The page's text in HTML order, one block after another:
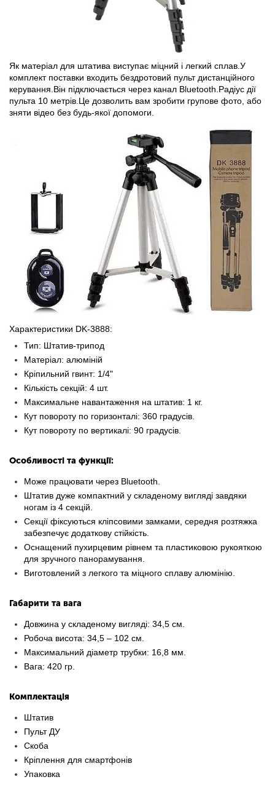
Як матеріал для штатива виступає міцний і легкий сплав.У
комплект поставки входить бездротовий пульт дистанційного
керування.Він підключається через канал Bluetooth.Радіус дії
пульта 10 метрів.Це дозволить вам зробити групове фото, або
зняти відео без будь-якої допомоги.
Характеристики DK-3888:
Тип: Штатив-трипод
Матеріал: алюміній
Кріпильний гвинт: 1/4"
Кількість секцій: 4 шт.
Максимальне навантаження на штатив: 1 кг.
Кут повороту по горизонталі: 360 градусів.
Кут повороту по вертикалі: 90 градусів.
Особливості та функції:
Може працювати через Bluetooth.
Штатив дуже компактний у складеному вигляді завдяки
ногам із 4 секцій.
Секції фіксуються кліпсовими замками, середня розтяжка
забезпечує додаткову стійкість.
Оснащений пухирцевим рівнем та пластиковою рукояткою
для зручного панорамування.
Виготовлений з легкого та міцного сплаву алюмінію.
Габарити та вага
Довжина у складеному вигляді: 34,5 см.
Робоча висота: 34,5 – 102 см.
Максимальний діаметр трубки: 16,8 мм.
Вага: 420 гр.
Комплектація
Штатив
Пульт ДУ
Скоба
Кріплення для смартфонів
Упаковка